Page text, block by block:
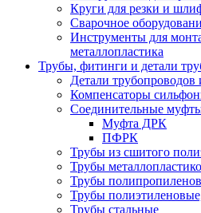
Круги для резки и
Сварочное
Инструменты для
металлопластика
Трубы, фитинги и детали
Детали
Компенсаторы
Соединительные
Муфта ДРК
ПФРК
Трубы из сшитого
Трубы
Трубы
Трубы
Трубы стальные